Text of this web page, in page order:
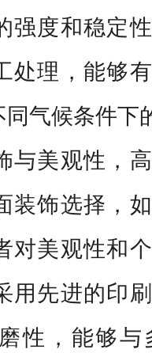
强度和稳定
处理，能够
气候条件下
与美观性，
装饰选择，
对美观性和
用先进的印
性，能够